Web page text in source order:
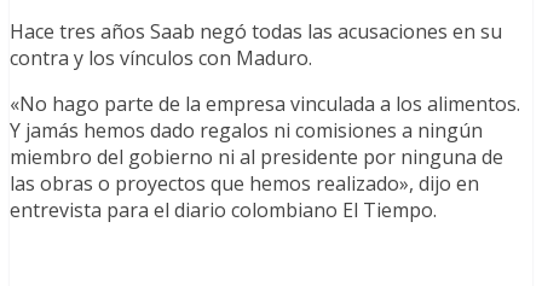
Hace tres años Saab negó todas las acusaciones en su
contra y los vínculos con Maduro.
«No hago parte de la empresa vinculada a los alimentos.
Y jamás hemos dado regalos ni comisiones a ningún
miembro del gobierno ni al presidente por ninguna de
las obras o proyectos que hemos realizado», dijo en
entrevista para el diario colombiano El Tiempo.